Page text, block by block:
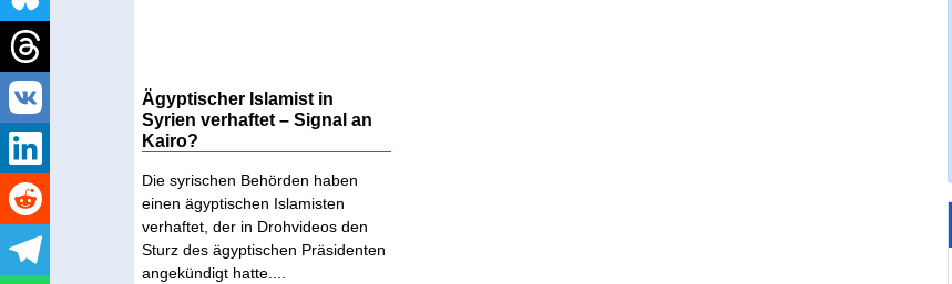
Ägyptischer Islamist in
Syrien verhaftet – Signal an
Kairo?
Die syrischen Behörden haben
einen ägyptischen Islamisten
verhaftet, der in Drohvideos den
Sturz des ägyptischen Präsidenten
angekündigt hatte....